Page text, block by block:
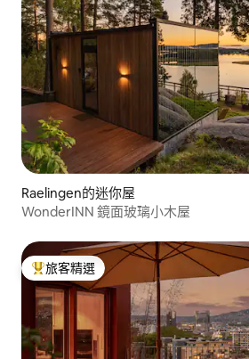
Raelingen的迷你屋
WonderINN 鏡面玻璃小木屋
旅客精選榜首
旅客精選